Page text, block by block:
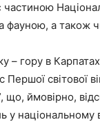
фауною, а також
– гору в
Першої світової
що, ймовірно,
у національному